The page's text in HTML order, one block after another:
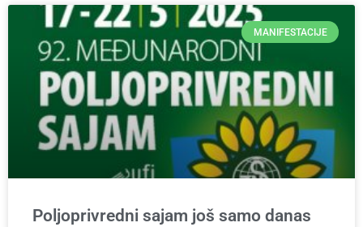
MANIFESTACIJE
Poljoprivredni sajam još samo danas